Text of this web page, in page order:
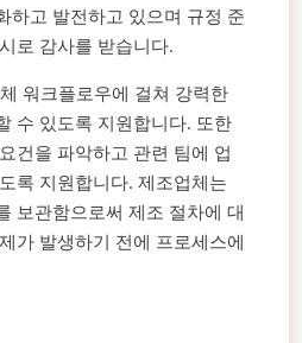
하고 발전하고 있으며 규정 준
로 감사를 받습니다.
워크플로우에 걸쳐 강력한
수 있도록 지원합니다. 또한
건을 파악하고 관련 팀에 업
록 지원합니다. 제조업체는
보관함으로써 제조 절차에 대
가 발생하기 전에 프로세스에